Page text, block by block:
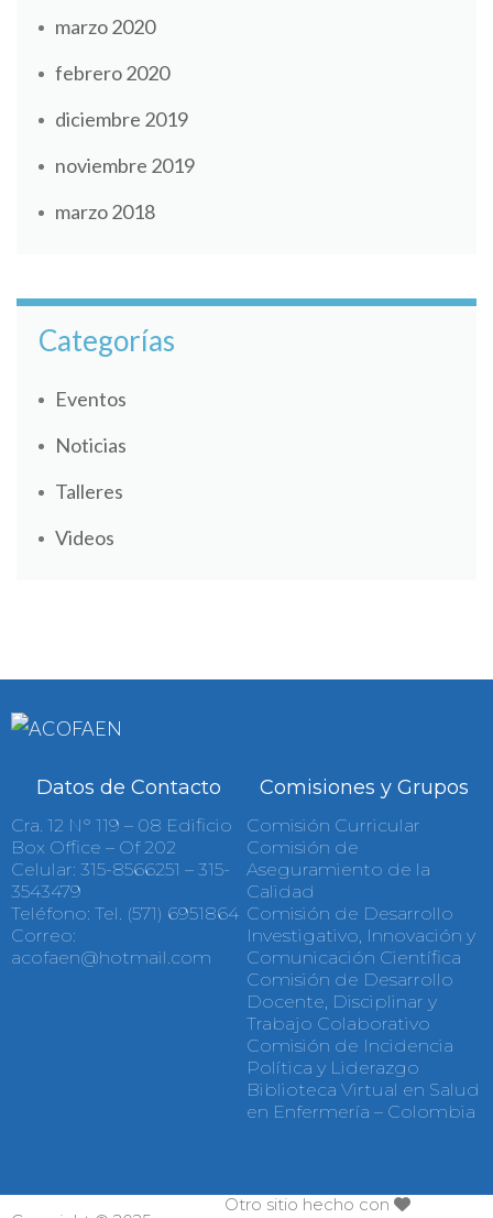
marzo 2020
febrero 2020
diciembre 2019
noviembre 2019
marzo 2018
Categorías
Eventos
Noticias
Talleres
Videos
Datos de Contacto
Cra. 12 N° 119 – 08 Edificio
Box Office – Of 202
Celular: 315-8566251 – 315-
3543479
Teléfono: Tel. (571) 6951864
Correo:
acofaen@hotmail.com
Comisiones y Grupos
Comisión Curricular
Comisión de
Aseguramiento de la
Calidad
Comisión de Desarrollo
Investigativo, Innovación y
Comunicación Científica
Comisión de Desarrollo
Docente, Disciplinar y
Trabajo Colaborativo
Comisión de Incidencia
Política у Liderazgo
Biblioteca Virtual en Salud
en Enfermería – Colombia
Otro sitio hecho con